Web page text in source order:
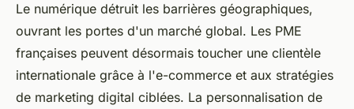
Le numérique détruit les barrières géographiques,
ouvrant les portes d'un marché global. Les PME
françaises peuvent désormais toucher une clientèle
internationale grâce à l'e-commerce et aux stratégies
de marketing digital ciblées. La personnalisation de